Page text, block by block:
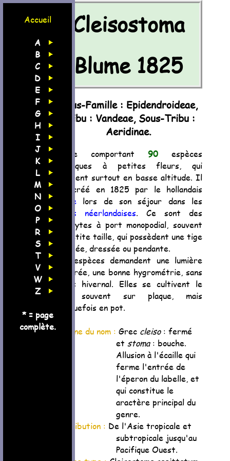
Accueil
A
B
C
D
E
F
G
H
I
J
K
L
M
N
O
P
R
S
T
V
W
Z
* = page
complète.
Cleisostoma
Blume 1825
Sous-Famille : Epidendroideae,
Tribu : Vandeae, Sous-Tribu :
Aeridinae.
Genre comportant 90 espèces
asiatiques à petites fleurs, qui
poussent surtout en basse altitude. Il
fut créé en 1825 par le hollandais
Blume lors de son séjour dans les
Indes néerlandaises. Ce sont des
épiphytes à port monopodial, souvent
de petite taille, qui possèdent une tige
allongée, dressée ou pendante.
Ces espèces demandent une lumière
modérée, une bonne hygrométrie, sans
repos hivernal. Elles se cultivent le
plus souvent sur plaque, mais
quelquefois en pot.
Origine du nom : Grec cleiso: fermé
et stoma: bouche.
Allusion à l'écaille qui
ferme l'entrée de
l'éperon du labelle, et
qui constitue le
aractère principal du
genre.
Distribution : De l'Asie tropicale et
subtropicale jusqu'au
Pacifique Ouest.